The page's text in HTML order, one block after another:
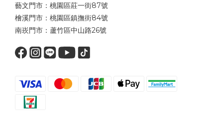
藝文門市：桃園區莊一街87號
檜溪門市：桃園區鎮撫街84號
南崁門市：蘆竹區中山路26號